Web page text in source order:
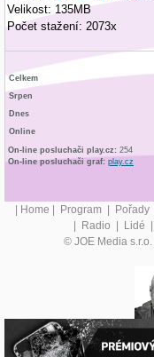
Velikost: 135MB
Počet stažení: 2073x
Celkem
Srpen
Dnes
Online
On-line posluchači play.cz: 254
On-line posluchači graf: play.cz
| Home | Program | Pořady
| Radio | Lidé |
© JOE Media